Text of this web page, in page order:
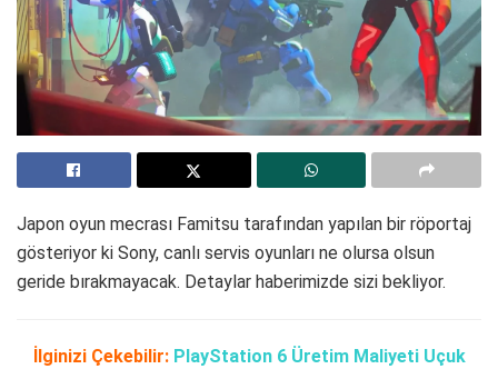
Japon oyun mecrası Famitsu tarafından yapılan bir röportaj
gösteriyor ki Sony, canlı servis oyunları ne olursa olsun
geride bırakmayacak. Detaylar haberimizde sizi bekliyor.
İlginizi Çekebilir: PlayStation 6 Üretim Maliyeti Uçuk